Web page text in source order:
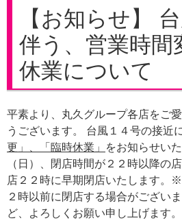
【お知らせ】
伴う、営業時間
休業について
平素より、丸久グループ各店をご
うございます。 台風１４号の接近
更」、「臨時休業」
をお知らせい
（日）、閉店時間が２２時以降の
店２２時に早期閉店いたします。
※
２時以前に閉店する場合がござい
ど、よろしくお願い申し上げます。